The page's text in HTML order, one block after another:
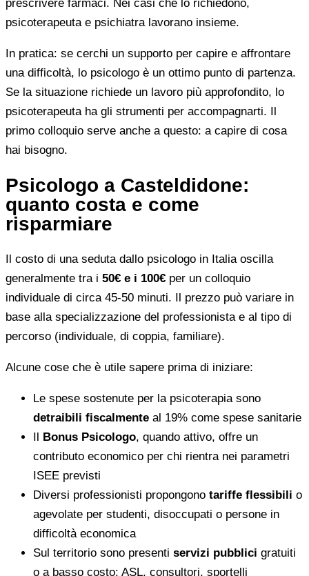
prescrivere farmaci. Nei casi che lo richiedono,
psicoterapeuta e psichiatra lavorano insieme.
In pratica: se cerchi un supporto per capire e affrontare
una difficoltà, lo psicologo è un ottimo punto di partenza.
Se la situazione richiede un lavoro più approfondito, lo
psicoterapeuta ha gli strumenti per accompagnarti. Il
primo colloquio serve anche a questo: a capire di cosa
hai bisogno.
Psicologo a Casteldidone:
quanto costa e come
risparmiare
Il costo di una seduta dallo psicologo in Italia oscilla
generalmente tra i 50€ e i 100€ per un colloquio
individuale di circa 45-50 minuti. Il prezzo può variare in
base alla specializzazione del professionista e al tipo di
percorso (individuale, di coppia, familiare).
Alcune cose che è utile sapere prima di iniziare:
Le spese sostenute per la psicoterapia sono
detraibili fiscalmente al 19% come spese sanitarie
Il Bonus Psicologo, quando attivo, offre un
contributo economico per chi rientra nei parametri
ISEE previsti
Diversi professionisti propongono tariffe flessibili o
agevolate per studenti, disoccupati o persone in
difficoltà economica
Sul territorio sono presenti servizi pubblici gratuiti
o a basso costo: ASL, consultori, sportelli